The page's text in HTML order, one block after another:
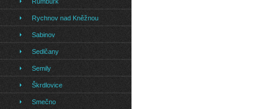
Rychnov nad Kněžnou
Sabinov
Sedlčany
Semily
Škrdlovice
Smečno